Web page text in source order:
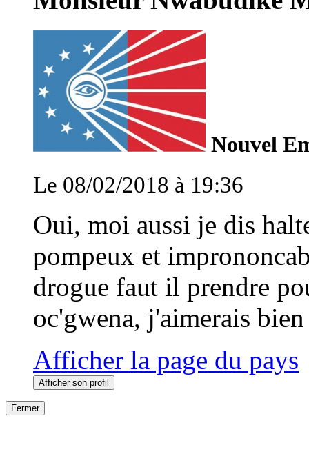
Nouvel
Le 08/02/2018 à 19:36
Oui, moi aussi je dis
pompeux et
drogue faut il prendre
oc'gwena, j'aimerais
Afficher la page du pays
Afficher son profil
Fermer